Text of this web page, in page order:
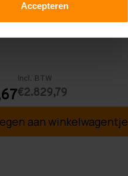
Accepteren
Incl. BTW
€2.829,79
aan winkelwagentje